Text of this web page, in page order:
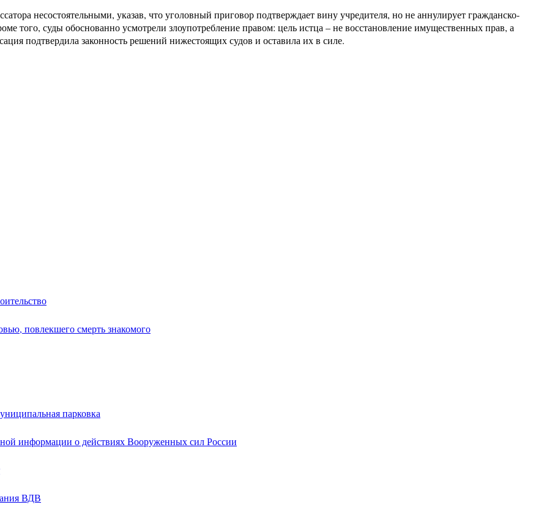
несостоятельными, указав, что уголовный приговор подтверждает вину учредителя, но не аннулирует гражданско-
того, суды обоснованно усмотрели злоупотребление правом: цель истца – не восстановление имущественных прав, а
подтвердила законность решений нижестоящих судов и оставила их в силе.
повлекшего смерть знакомого
парковка
информации о действиях Вооруженных сил России
ВДВ